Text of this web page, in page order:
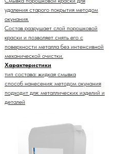
удаления старого покрытия методом
окунания.
Состав разрушает слой порошковой
краски и позволяет снять его с
поверхности металла без интенсивной
механической очистки.
Характеристики
тип состава: жидкая смывка
способ нанесения: методом окунания
подходит для: металлических изделий и
деталей